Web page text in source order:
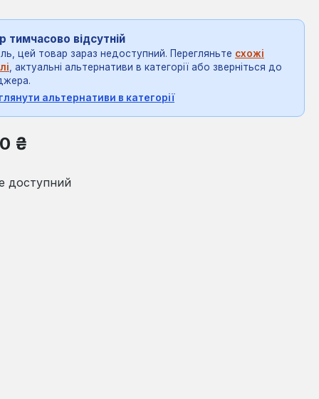
тимчасово відсутній
цей товар зараз недоступний. Перегляньте схожі
, актуальні альтернативи в категорії або зверніться до
альтернативи в категорії
₴
доступний